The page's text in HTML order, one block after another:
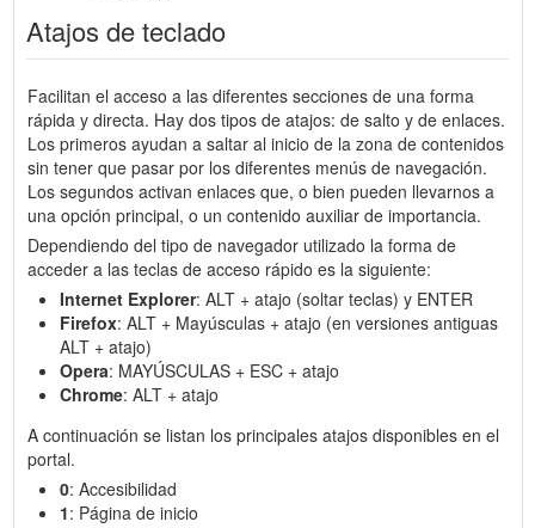
Atajos de teclado
Facilitan el acceso a las diferentes secciones de una forma
rápida y directa. Hay dos tipos de atajos: de salto y de enlaces.
Los primeros ayudan a saltar al inicio de la zona de contenidos
sin tener que pasar por los diferentes menús de navegación.
Los segundos activan enlaces que, o bien pueden llevarnos a
una opción principal, o un contenido auxiliar de importancia.
Dependiendo del tipo de navegador utilizado la forma de
acceder a las teclas de acceso rápido es la siguiente:
Internet Explorer: ALT + atajo (soltar teclas) y ENTER
Firefox: ALT + Mayúsculas + atajo (en versiones antiguas
ALT + atajo)
Opera: MAYÚSCULAS + ESC + atajo
Chrome: ALT + atajo
A continuación se listan los principales atajos disponibles en el
portal.
0: Accesibilidad
1: Página de inicio